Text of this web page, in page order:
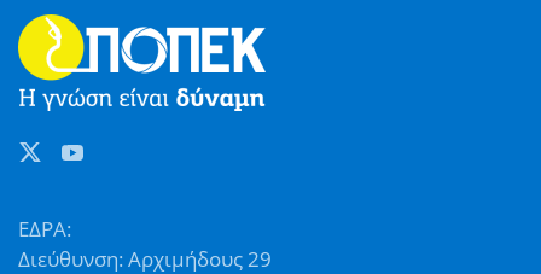
ΕΔΡΑ:
Διεύθυνση: Αρχιμήδους 29